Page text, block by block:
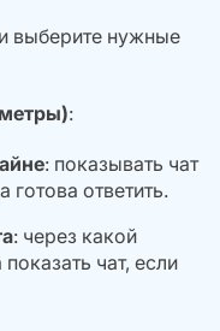
выберите нужные
:
: показывать чат
готова ответить.
: через какой
чат, если